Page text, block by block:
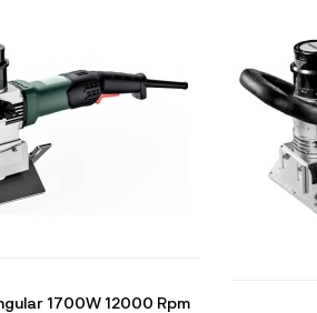
1700W 12000 Rpm